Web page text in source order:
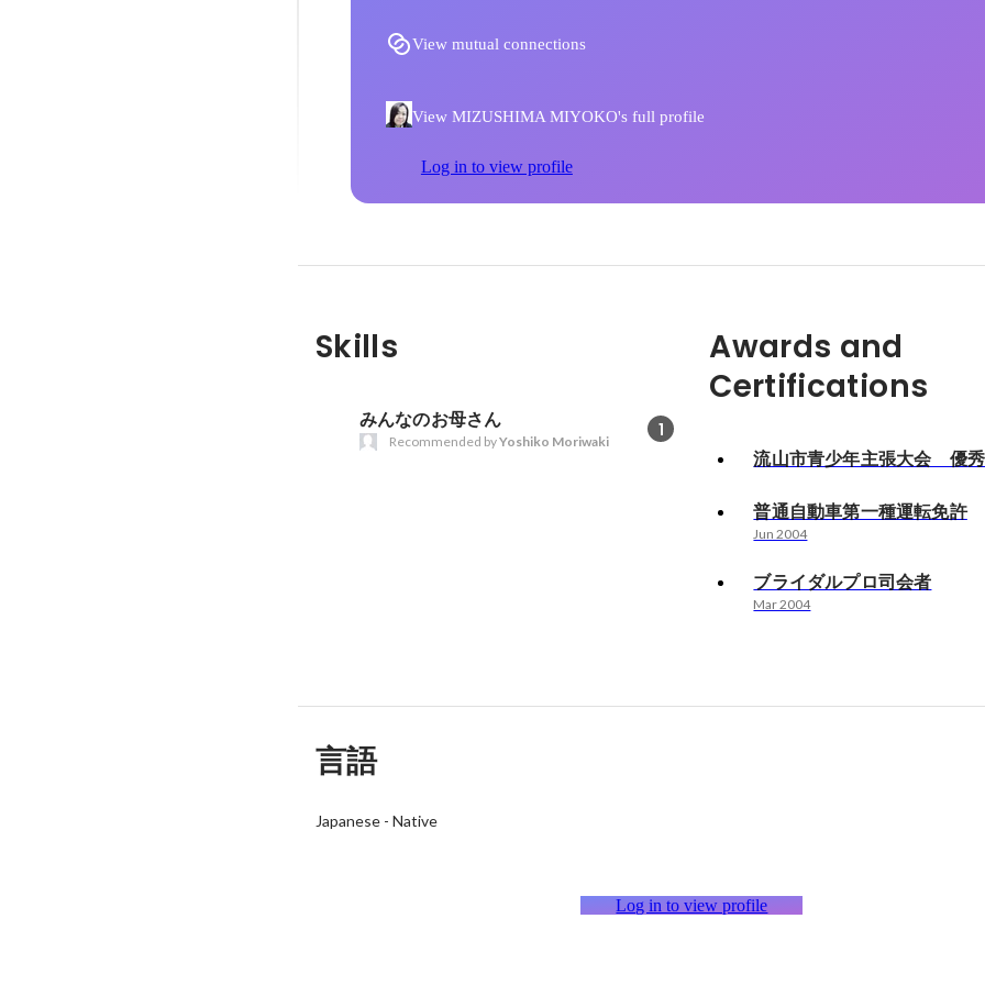
View mutual connections
View MIZUSHIMA MIYOKO's full profile
Log in to view profile
Skills
みんなのお母さん 1
Recommended byYoshiko Moriwaki
Awards and
Certifications
流山市青少年主張大会 優
普通自動車第一種運転免許
Jun 2004
ブライダルプロ司会者
Mar 2004
言語
Japanese- Native
Log in to view profile